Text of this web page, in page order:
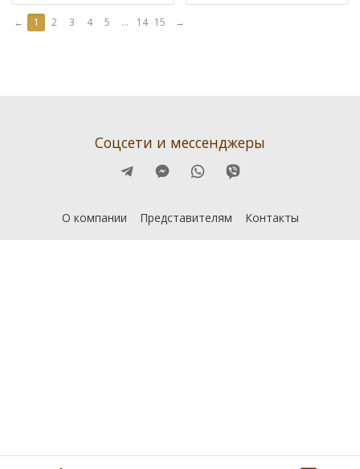
← 1 2 3 4 5 ... 14 15 →
Соцсети и мессенджеры
О компании Представителям Контакты